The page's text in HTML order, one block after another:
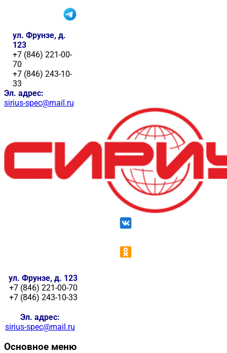
ул. Фрунзе, д.
123
+7 (846) 221-00-
70
+7 (846) 243-10-
33
Эл. адрес:
sirius-spec@mail.ru
ул. Фрунзе, д. 123
+7 (846) 221-00-70
+7 (846) 243-10-33
Эл. адрес:
sirius-spec@mail.ru
Основное меню